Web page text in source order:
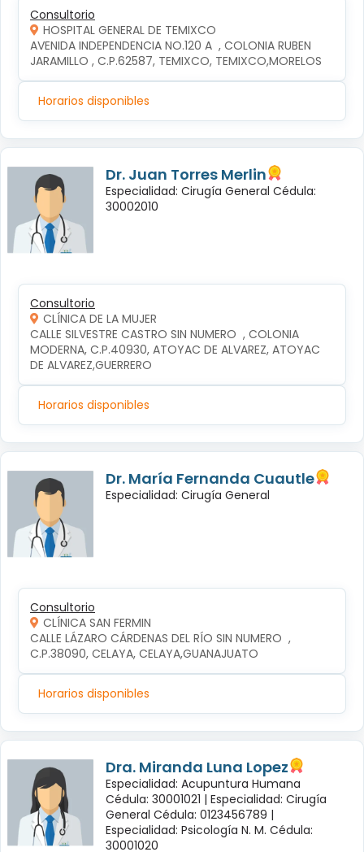
Consultorio
HOSPITAL GENERAL DE TEMIXCO
AVENIDA INDEPENDENCIA NO.120 A  , COLONIA RUBEN
JARAMILLO , C.P.62587, TEMIXCO, TEMIXCO,MORELOS
Horarios disponibles
Dr. Juan Torres Merlin
Especialidad: Cirugía General Cédula:
30002010
Consultorio
CLÍNICA DE LA MUJER
CALLE SILVESTRE CASTRO SIN NUMERO  , COLONIA
MODERNA, C.P.40930, ATOYAC DE ALVAREZ, ATOYAC
DE ALVAREZ,GUERRERO
Horarios disponibles
Dr. María Fernanda Cuautle
Especialidad: Cirugía General
Consultorio
CLÍNICA SAN FERMIN
CALLE LÁZARO CÁRDENAS DEL RÍO SIN NUMERO  ,
C.P.38090, CELAYA, CELAYA,GUANAJUATO
Horarios disponibles
Dra. Miranda Luna Lopez
Especialidad: Acupuntura Humana
Cédula: 30001021 | Especialidad: Cirugía
General Cédula: 0123456789 |
Especialidad: Psicología N. M. Cédula:
30001020